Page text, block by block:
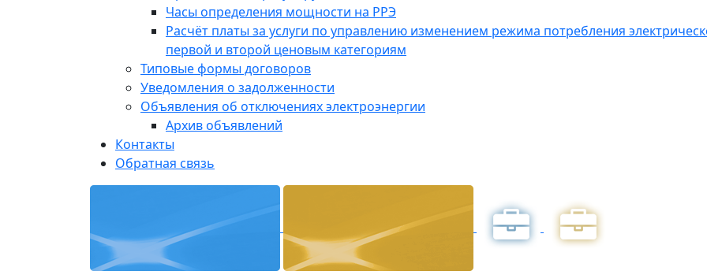
Часы определения мощности на РРЭ
Расчёт платы за услуги по управлению изменением режима потребления
первой и второй ценовым категориям
Типовые формы договоров
Уведомления о задолженности
Объявления об отключениях электроэнергии
Архив объявлений
Контакты
Обратная связь